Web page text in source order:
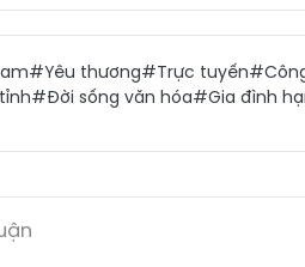
#Yêu thương#Trực tuyến
#Đời sống văn hóa#Gia đình